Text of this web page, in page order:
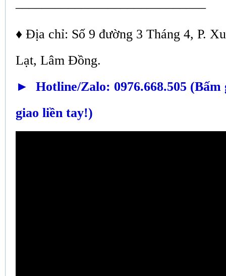
♦ Địa chỉ: Số 9 đường 3 Tháng 4, P.
Lạt, Lâm Đồng.
► Hotline/Zalo: 0976.668.505 (Bấm
giao liền tay!)